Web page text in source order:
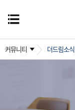
커뮤니티 더드림소식